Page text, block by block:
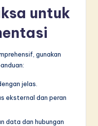
untuk
gunakan
jelas.
eksternal dan peran
data dan hubungan